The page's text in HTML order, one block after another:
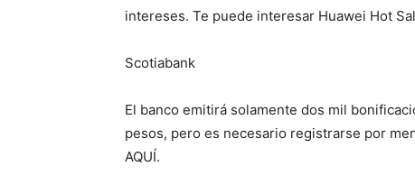
intereses. Te puede interesar Huawei Hot
Scotiabank
El banco emitirá solamente dos mil
pesos, pero es necesario registrarse por
AQUÍ.